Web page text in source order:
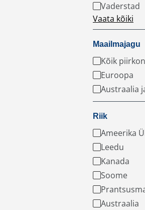
Vaderstad
Vaata kõiki
Maailmajagu
Kõik
Euroopa
Austraalia
Riik
Ameerika
Leedu
Kanada
Soome
Austraalia